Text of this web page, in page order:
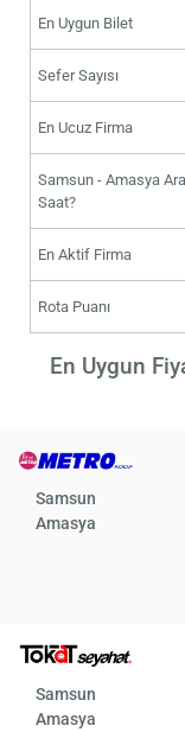
En Uygun Bilet
Sefer Sayısı
En Ucuz Firma
Samsun - Amasya
Saat?
En Aktif Firma
Rota Puanı
En Uygun
Samsun
Amasya
Samsun
Amasya